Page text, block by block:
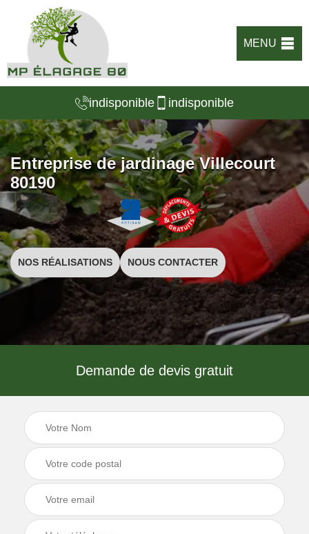
MENU
indisponible indisponible
Entreprise de jardinage Villecourt
80190
NOS RÉALISATIONS NOUS CONTACTER
Demande de devis gratuit